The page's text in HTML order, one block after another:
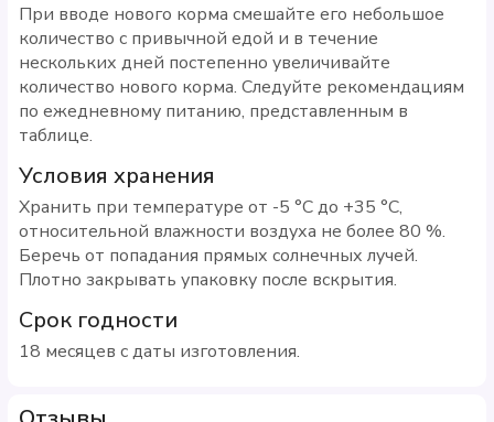
При вводе нового корма смешайте его небольшое
количество с привычной едой и в течение
нескольких дней постепенно увеличивайте
количество нового корма. Следуйте рекомендациям
по ежедневному питанию, представленным в
таблице.
Условия хранения
Хранить при температуре от -5 °С до +35 °С,
относительной влажности воздуха не более 80 %.
Беречь от попадания прямых солнечных лучей.
Плотно закрывать упаковку после вскрытия.
Срок годности
18 месяцев с даты изготовления.